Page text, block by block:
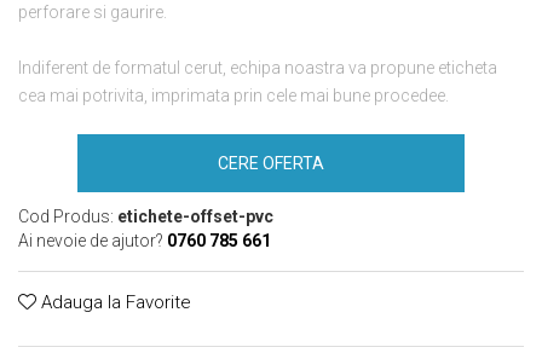
perforare si gaurire.
Indiferent de formatul cerut, echipa noastra va propune eticheta
cea mai potrivita, imprimata prin cele mai bune procedee.
CERE OFERTA
Cod Produs: etichete-offset-pvc
Ai nevoie de ajutor? 0760 785 661
Adauga la Favorite